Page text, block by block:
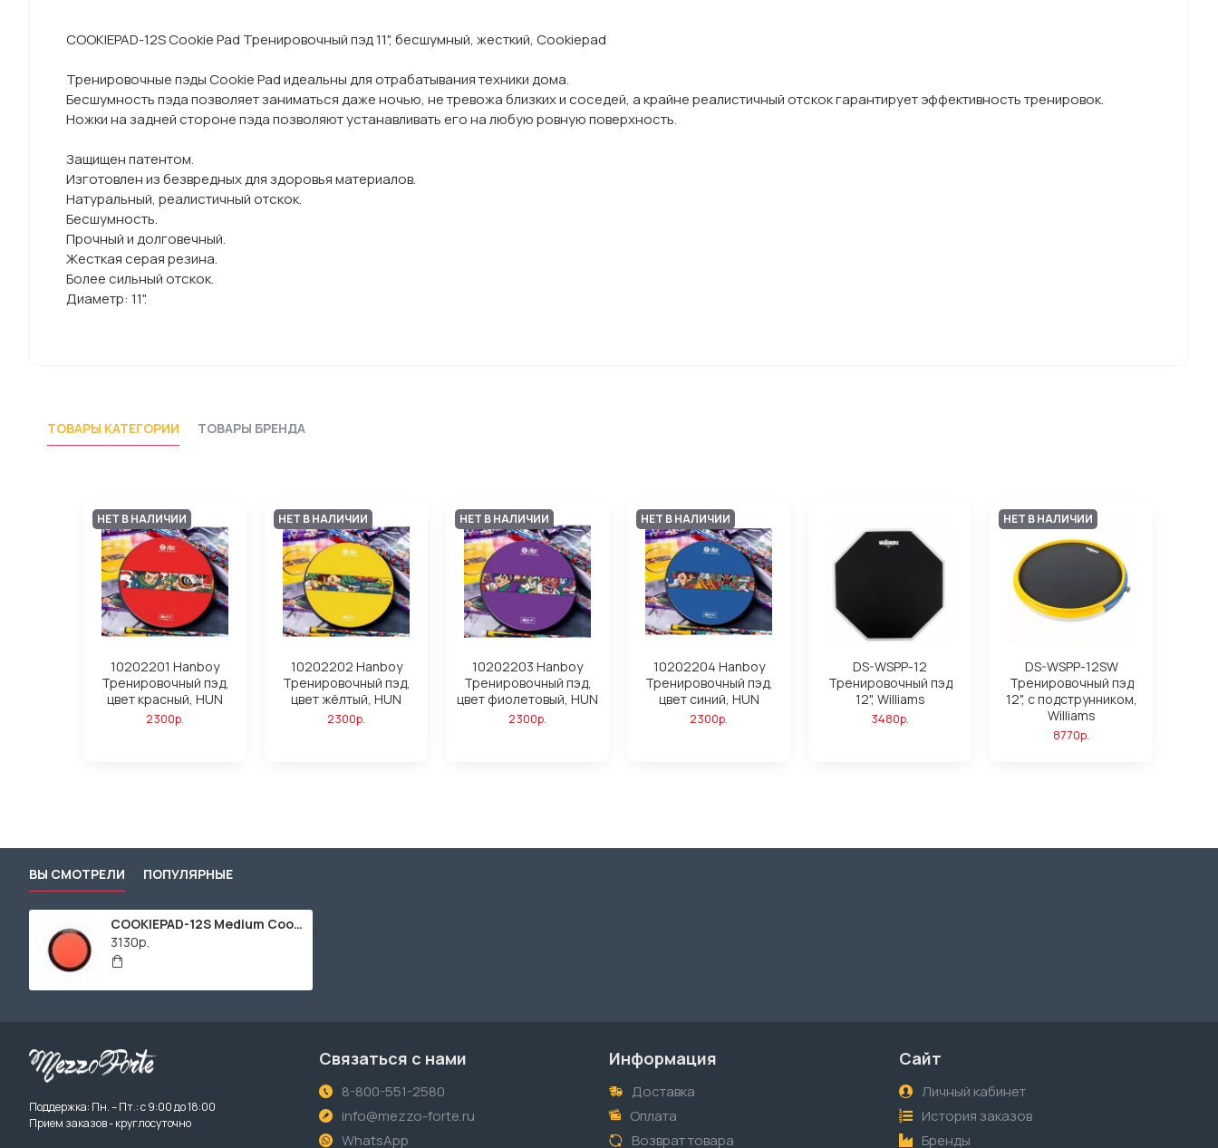
COOKIEPAD-12S Cookie Pad Тренировочный пэд 11", бесшумный, жесткий, Cookiepad
Тренировочные пэды Cookie Pad идеальны для отрабатывания техники дома.
Бесшумность пэда позволяет заниматься даже ночью, не тревожа близких и соседей, а крайне реалистичный отскок гарантирует эффективность тренировок.
Ножки на задней стороне пэда позволяют устанавливать его на любую ровную поверхность.
Защищен патентом.
Изготовлен из безвредных для здоровья материалов.
Натуральный, реалистичный отскок.
Бесшумность.
Прочный и долговечный.
Жесткая серая резина.
Более сильный отскок.
Диаметр: 11".
ТОВАРЫ КАТЕГОРИИ ТОВАРЫ БРЕНДА
НЕТ В НАЛИЧИИ
10202201 Hanboy
Тренировочный пэд,
цвет красный, HUN
2300р.
НЕТ В НАЛИЧИИ
10202202 Hanboy
Тренировочный пэд,
цвет жёлтый, HUN
2300р.
НЕТ В НАЛИЧИИ
10202203 Hanboy
Тренировочный пэд,
цвет фиолетовый, HUN
2300р.
НЕТ В НАЛИЧИИ
10202204 Hanboy
Тренировочный пэд,
цвет синий, HUN
2300р.
DS-WSPP-12
Тренировочный пэд
12", Williams
3480р.
НЕТ В НАЛИЧИИ
DS-WSPP-12SW
Тренировочный пэд
12", с подструнником,
Williams
8770р.
ВЫ СМОТРЕЛИ ПОПУЛЯРНЫЕ
COOKIEPAD-12S Medium Cookie Pad Тренировочный пэд 11", бесшумный, жесткий, Cookiepad
3130р.
Поддержка: Пн. – Пт.: с 9:00 до 18:00
Прием заказов - круглосуточно
Связаться с нами
8-800-551-2580
info@mezzo-forte.ru
WhatsApp
Информация
Доставка
Оплата
Возврат товара
Сайт
Личный кабинет
История заказов
Бренды